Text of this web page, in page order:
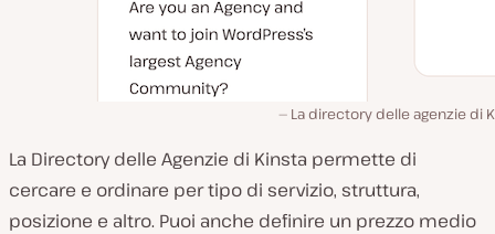
La directory delle agenzie di
La Directory delle Agenzie di Kinsta permette di
cercare e ordinare per tipo di servizio, struttura,
posizione e altro. Puoi anche definire un prezzo medio